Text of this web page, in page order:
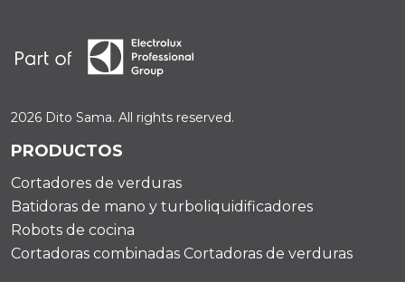
2026 Dito Sama. All rights reserved.
PRODUCTOS
Cortadores de verduras
Batidoras de mano y turboliquidificadores
Robots de cocina
Cortadoras combinadas Cortadoras de verduras